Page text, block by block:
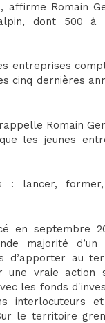
Romain
dont 500 à
entreprises
cinq dernières
Romain
les jeunes
: lancer,
en septembre
majorité d’un
d’apporter au
vraie action
les fonds
interlocuteurs
le territoire